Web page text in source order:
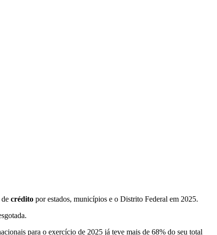
crédito por estados, municípios e o Distrito Federal em 2025.
para o exercício de 2025 já teve mais de 68% do seu total